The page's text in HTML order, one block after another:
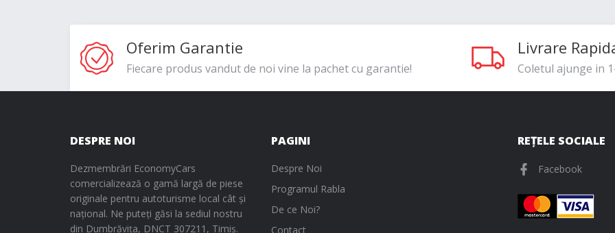
Oferim Garantie
Fiecare produs vandut de noi vine la pachet cu garantie!
Livrare
Coletul ajunge in
DESPRE NOI
Dezmembrări EconomyCars
comercializează o gamă largă de piese
originale pentru autoturisme local cât și
național. Ne puteți găsi la sediul nostru
din Dumbrăvița, DNCT 307211, Timiș.
PAGINI
Despre Noi
Programul Rabla
De ce Noi?
Contact
REȚELE SOCIALE
Facebook